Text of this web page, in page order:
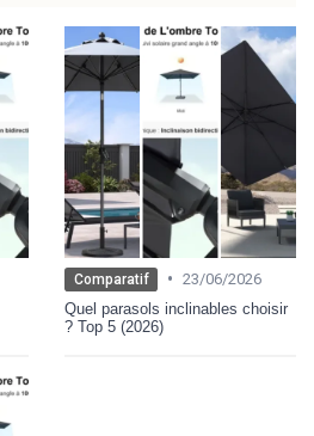
Comparatif • 23/06/2026
Quel parasols inclinables choisir
? Top 5 (2026)